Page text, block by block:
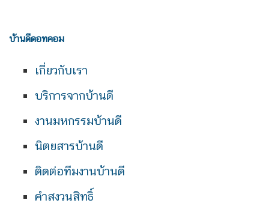
บ้านดีดอทคอม
เกี่ยวกับเรา
บริการจากบ้านดี
งานมหกรรมบ้านดี
นิตยสารบ้านดี
ติดต่อทีมงานบ้านดี
คำสงวนสิทธิ์